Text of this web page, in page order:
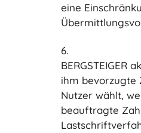
eine
6.
ihm bevorzugte
Nutzer wählt,
beauftragte